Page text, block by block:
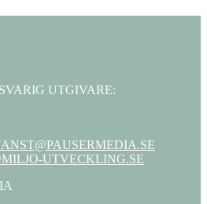
UTGIVARE:
UTVECKLING.SE